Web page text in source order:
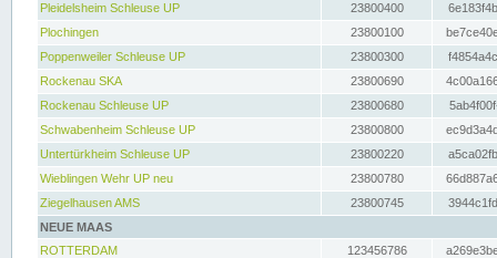
Pleidelsheim Schleuse UP
23800400
Plochingen
23800100
Poppenweiler Schleuse UP
23800300
Rockenau SKA
23800690
Rockenau Schleuse UP
23800680
Schwabenheim Schleuse UP
23800800
Untertürkheim Schleuse UP
23800220
Wieblingen Wehr UP neu
23800780
Ziegelhausen AMS
23800745
NEUE MAAS
ROTTERDAM
123456786